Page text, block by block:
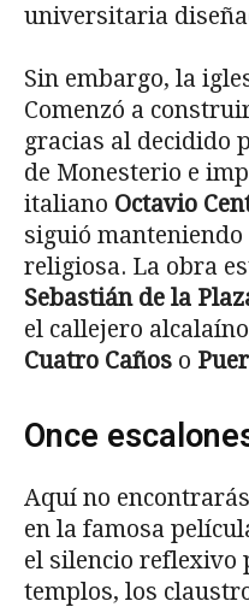
universitaria
Sin embargo, la
Comenzó a
gracias al decidido
de Monesterio e
italiano Octavio
siguió
religiosa. La obra
Sebastián de la
el callejero
Cuatro Caños o
Once
Aquí no
en la famosa
el silencio reflexivo
templos, los